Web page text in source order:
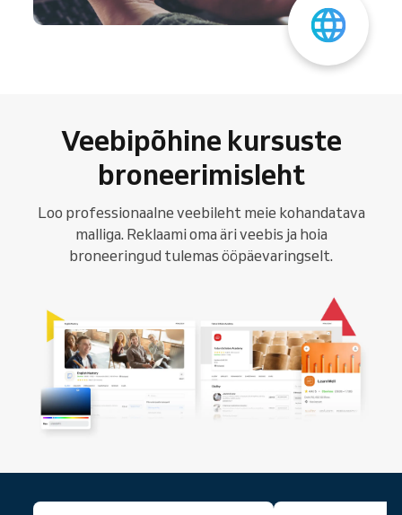
Veebipõhine kursuste
broneerimisleht
Loo professionaalne veebileht meie kohandatava
malliga. Reklaami oma äri veebis ja hoia
broneeringud tulemas ööpäevaringselt.